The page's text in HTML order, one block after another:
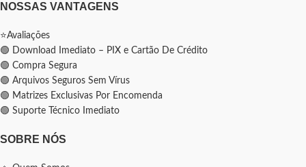
NOSSAS VANTAGENS
⭐Avaliações
🟢 Download Imediato – PIX e Cartão De Crédito
🟢 Compra Segura
🟢 Arquivos Seguros Sem Vírus
🟢 Matrizes Exclusivas Por Encomenda
🟢 Suporte Técnico Imediato
SOBRE NÓS